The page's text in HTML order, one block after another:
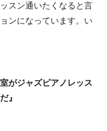
スン通いたくなると言
ンになっています。い
がジャズピアノレッス
』